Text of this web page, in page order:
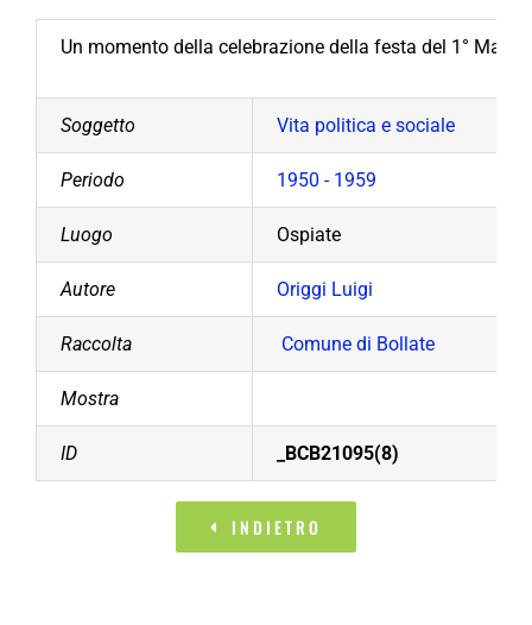
Un momento della celebrazione della festa del 1°
Soggetto Vita politica e sociale
Periodo 1950 - 1959
Luogo Ospiate
Autore Origgi Luigi
Raccolta Comune di Bollate
Mostra
ID _BCB21095(8)
INDIETRO